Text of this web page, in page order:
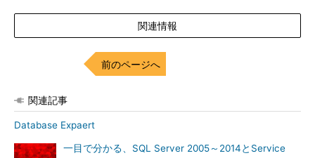
実務としてSQL Server 2005はもう使っていないかもしれな
い。ただし、「社内のどこかで人知れず動いている」可能性もあ
ないという気持ちで、自社経理や人事担当のシステムがどうかも
関連情報
前のページへ
関連記事
Database Expaert
一目で分かる、SQL Server 2005～2014とService